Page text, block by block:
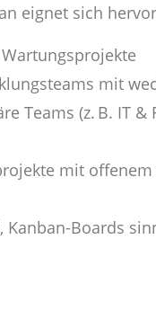
eignet sich
mit
Teams (z. B. IT &
mit offenem
Kanban-Boards